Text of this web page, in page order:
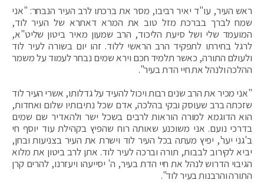
ראש העיר, עו"ד יאיר רביבו, מסר את ברכתו לרב העיר הנבחר: "אני
שמח לברך בברכת מזל טוב את המרא דאתרא של העיר לוד,
המועמד שלי ושל סיעת הליכוד, הרב שמעון מאיר ביטון שליט"א,
לרגל בחירתו לתפקיד הרב הראשי ללוד. זהו יום בשורה לעיר לוד
ולעולם התורה, כאשר תלמיד חכם וירא שמים נבחר לעמוד על משמר
ההלכה ולנהל את חיי הדת בעיר".
"אני מכיר את הרב שנים רבות ויכול להעיד על גדלותו, אשרי העיר לוד
שזכתה ברב שעוסק ובקי בהלכה, אדם שכל נתיבותיו שלום ואחדות,
הוא הדוגמא למורה הוראות לרבים בשכל ישר ולהאדיר שם שמים
בדרכי נועם. אני משוכנע שאותה רוח שהפיץ בקהילת עוד יוסף חי
ב'גני יער', יפיץ מעתה בכל העיר לוד וישרת את העיר בצניעות ובחן,
יביא לקירוב לבבות, תורה וברכה לעיר לוד. אתן לרב ביטון את מלוא
הגיבוי הדרוש לנהל את חיי הדת בעיר, ה' יסייעהו ויעזרנו, להרים קרן
התורה והרבנות בעיר לוד".